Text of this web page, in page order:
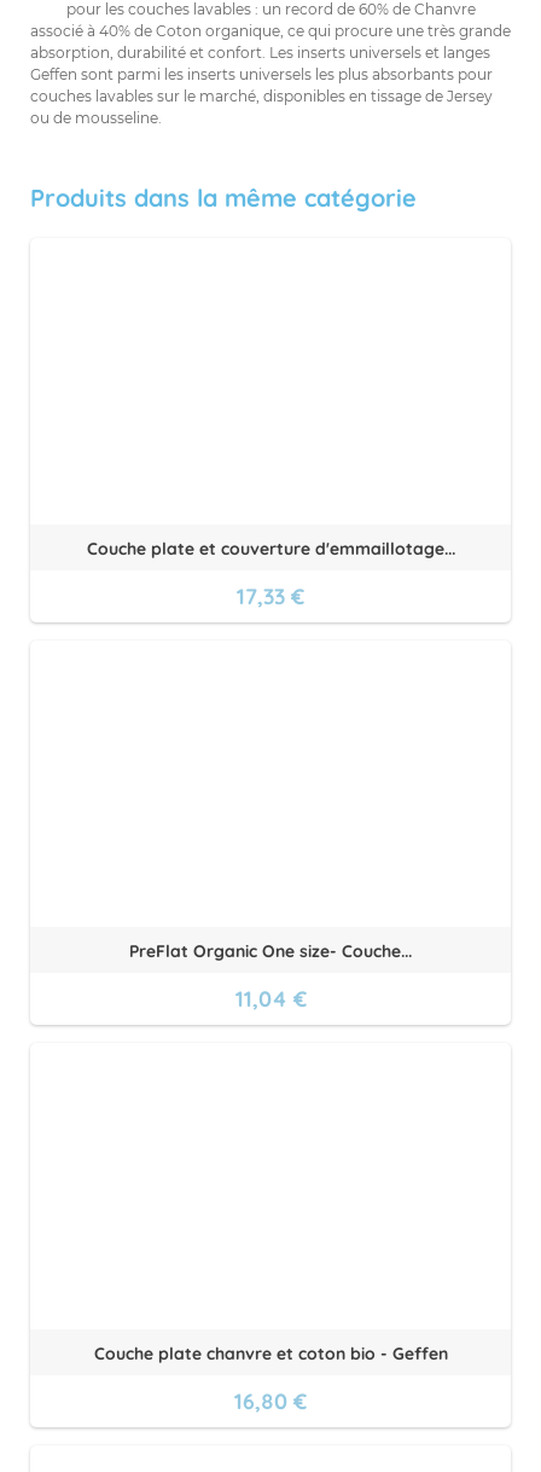
pour les couches lavables : un record de 60% de Chanvre
associé à 40% de Coton organique, ce qui procure une très grande
absorption, durabilité et confort. Les inserts universels et langes
Geffen sont parmi les inserts universels les plus absorbants pour
couches lavables sur le marché, disponibles en tissage de Jersey
ou de mousseline.
Produits dans la même catégorie
Couche plate et couverture d'emmaillotage...
17,33 €
PreFlat Organic One size- Couche...
11,04 €
Couche plate chanvre et coton bio - Geffen
16,80 €